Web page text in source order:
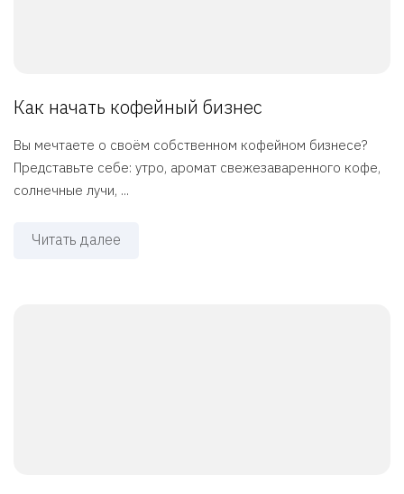
Как начать кофейный бизнес
Вы мечтаете о своём собственном кофейном бизнесе?
Представьте себе: утро, аромат свежезаваренного кофе,
солнечные лучи, ...
Читать далее